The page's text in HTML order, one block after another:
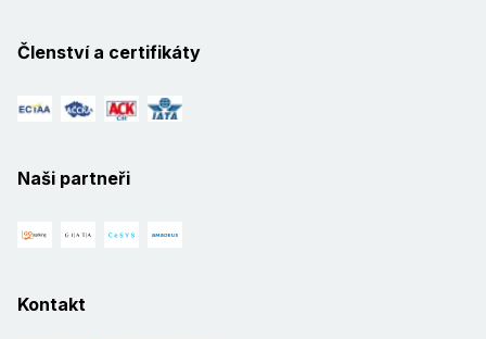
Členství a certifikáty
Naši partneři
Kontakt